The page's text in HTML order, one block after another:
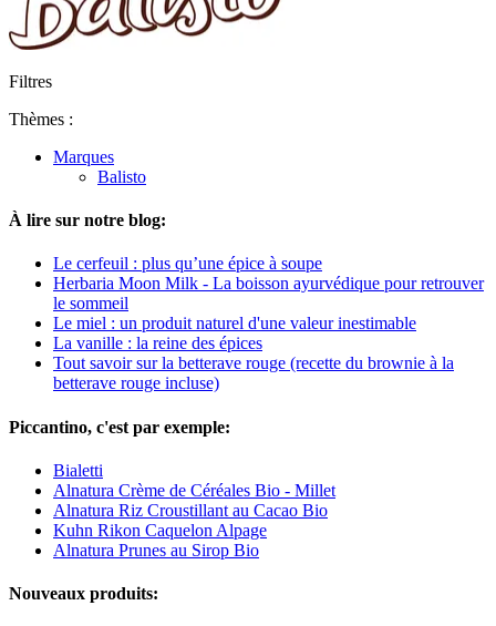
Filtres
Thèmes :
Marques
Balisto
À lire sur notre blog:
Le cerfeuil : plus qu’une épice à soupe
Herbaria Moon Milk - La boisson ayurvédique pour retrouver
le sommeil
Le miel : un produit naturel d'une valeur inestimable
La vanille : la reine des épices
Tout savoir sur la betterave rouge (recette du brownie à la
betterave rouge incluse)
Piccantino, c'est par exemple:
Bialetti
Alnatura Crème de Céréales Bio - Millet
Alnatura Riz Croustillant au Cacao Bio
Kuhn Rikon Caquelon Alpage
Alnatura Prunes au Sirop Bio
Nouveaux produits: